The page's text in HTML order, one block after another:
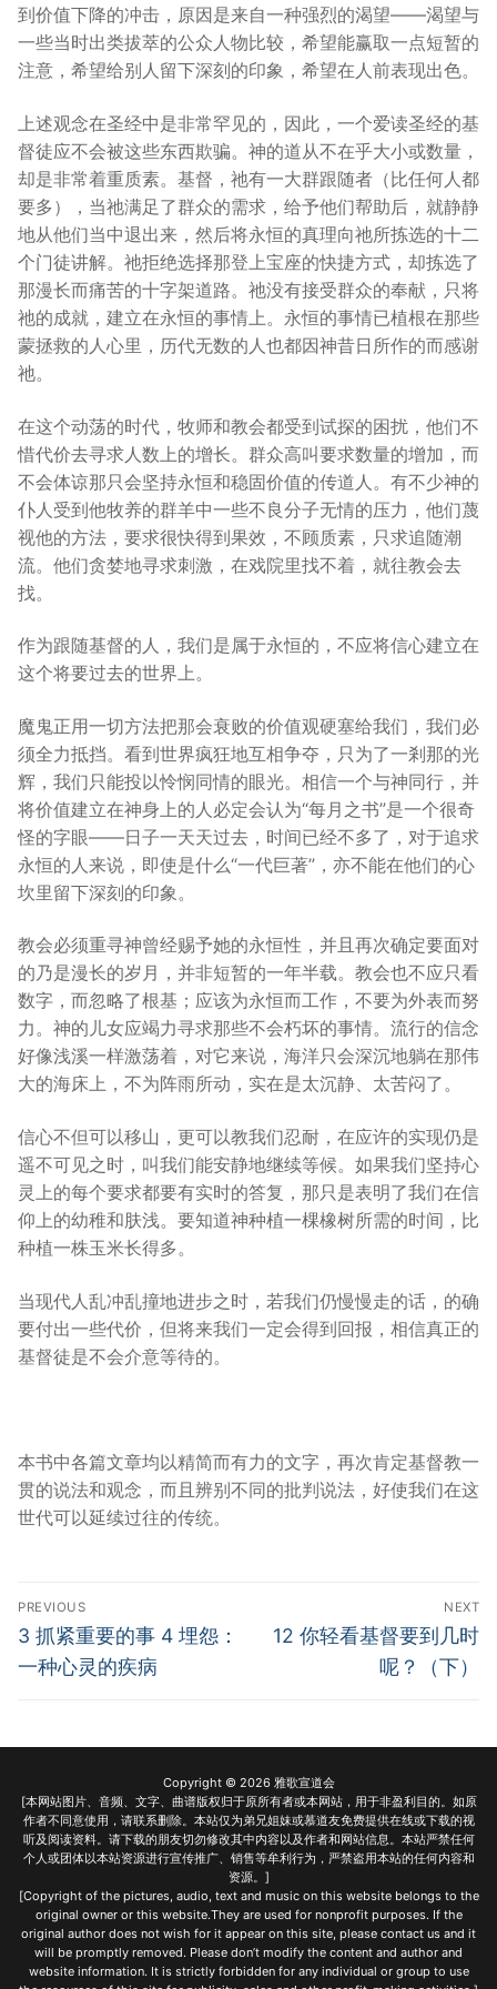
到价值下降的冲击，原因是来自一种强烈的渴望——渴望与
一些当时出类拔萃的公众人物比较，希望能赢取一点短暂的
注意，希望给别人留下深刻的印象，希望在人前表现出色。
上述观念在圣经中是非常罕见的，因此，一个爱读圣经的基
督徒应不会被这些东西欺骗。神的道从不在乎大小或数量，
却是非常着重质素。基督，祂有一大群跟随者（比任何人都
要多），当祂满足了群众的需求，给予他们帮助后，就静静
地从他们当中退出来，然后将永恒的真理向祂所拣选的十二
个门徒讲解。祂拒绝选择那登上宝座的快捷方式，却拣选了
那漫长而痛苦的十字架道路。祂没有接受群众的奉献，只将
祂的成就，建立在永恒的事情上。永恒的事情已植根在那些
蒙拯救的人心里，历代无数的人也都因神昔日所作的而感谢
祂。
在这个动荡的时代，牧师和教会都受到试探的困扰，他们不
惜代价去寻求人数上的增长。群众高叫要求数量的增加，而
不会体谅那只会坚持永恒和稳固价值的传道人。有不少神的
仆人受到他牧养的群羊中一些不良分子无情的压力，他们蔑
视他的方法，要求很快得到果效，不顾质素，只求追随潮
流。他们贪婪地寻求刺激，在戏院里找不着，就往教会去
找。
作为跟随基督的人，我们是属于永恒的，不应将信心建立在
这个将要过去的世界上。
魔鬼正用一切方法把那会衰败的价值观硬塞给我们，我们必
须全力抵挡。看到世界疯狂地互相争夺，只为了一剎那的光
辉，我们只能投以怜悯同情的眼光。相信一个与神同行，并
将价值建立在神身上的人必定会认为“每月之书”是一个很奇
怪的字眼——日子一天天过去，时间已经不多了，对于追求
永恒的人来说，即使是什么“一代巨著”，亦不能在他们的心
坎里留下深刻的印象。
教会必须重寻神曾经赐予她的永恒性，并且再次确定要面对
的乃是漫长的岁月，并非短暂的一年半载。教会也不应只看
数字，而忽略了根基；应该为永恒而工作，不要为外表而努
力。神的儿女应竭力寻求那些不会朽坏的事情。流行的信念
好像浅溪一样激荡着，对它来说，海洋只会深沉地躺在那伟
大的海床上，不为阵雨所动，实在是太沉静、太苦闷了。
信心不但可以移山，更可以教我们忍耐，在应许的实现仍是
遥不可见之时，叫我们能安静地继续等候。如果我们坚持心
灵上的每个要求都要有实时的答复，那只是表明了我们在信
仰上的幼稚和肤浅。要知道神种植一棵橡树所需的时间，比
种植一株玉米长得多。
当现代人乱冲乱撞地进步之时，若我们仍慢慢走的话，的确
要付出一些代价，但将来我们一定会得到回报，相信真正的
基督徒是不会介意等待的。
本书中各篇文章均以精简而有力的文字，再次肯定基督教一
贯的说法和观念，而且辨别不同的批判说法，好使我们在这
世代可以延续过往的传统。
Post
navigation
PREVIOUS
Previous
post:
3 抓紧重要的事 4 埋怨：
一种心灵的疾病
NEXT
Next
12 你轻看基督要到几时
呢？（下）
Copyright © 2026 雅歌宣道会
[本网站图片、音频、文字、曲谱版权归于原所有者或本网站，用于非盈利目的。如原
作者不同意使用，请联系删除。本站仅为弟兄姐妹或慕道友免费提供在线或下载的视
听及阅读资料。请下载的朋友切勿修改其中内容以及作者和网站信息。本站严禁任何
个人或团体以本站资源进行宣传推广、销售等牟利行为，严禁盗用本站的任何内容和
资源。]
[Copyright of the pictures, audio, text and music on this website belongs to the
original owner or this website.They are used for nonprofit purposes. If the
original author does not wish for it appear on this site, please contact us and it
will be promptly removed. Please don’t modify the content and author and
website information. It is strictly forbidden for any individual or group to use